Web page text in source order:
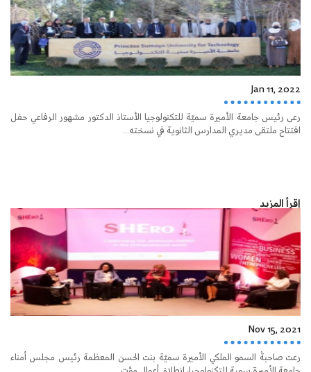
Jan 11, 2022
رعى رئيس جامعة الأميرة سميّة للتكنولوجيا الأستاذ الدكتور مشهور الرفاعي حفل
افتتاح ملتقى مديري المدارس الثانوية في نسخته...
إقرأ المزيد
Nov 15, 2021
رعت صاحبةُ السمو الملكي الأميرة سميّة بنت الحسن المعظمة رئيس مجلس أمناء